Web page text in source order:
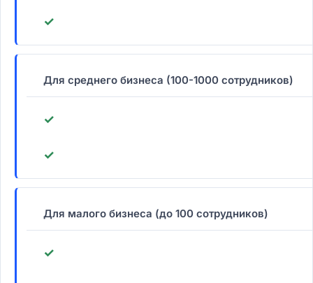
✓
Для среднего бизнеса (100-1000 сотрудников)
✓
✓
Для малого бизнеса (до 100 сотрудников)
✓